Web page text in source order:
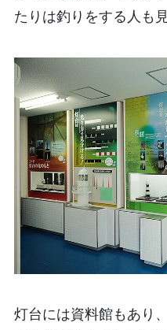
たりは釣りをする人も
灯台には資料館もあり